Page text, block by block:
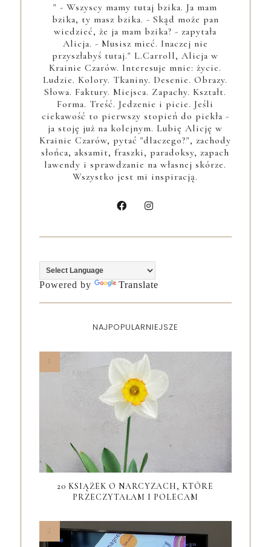
" - Wszyscy mamy tutaj bzika. Ja mam
bzika, ty masz bzika. - Skąd może pan
wiedzieć, że ja mam bzika? - zapytała
Alicja. - Musisz mieć. Inaczej nie
przyszłabyś tutaj." L.Carroll, Alicja w
Krainie Czarów. Interesuje mnie: życie.
Ludzie. Kolory. Tkaniny. Desenie. Obrazy.
Słowa. Faktury. Miejsca. Zapachy. Kształt.
Forma. Treść. Jedzenie i picie. Jeśli
ciekawość to pierwszy stopień do piekła -
ja stoję już na kolejnym. Lubię Alicję w
Krainie Czarów, pytać "dlaczego?", zachody
słońca, aksamit, fraszki, paradoksy, zapach
lawendy i sprawdzanie na własnej skórze.
Wszystko jest mi inspiracją.
Powered by Translate
NAJPOPULARNIEJSZE
20 KSIĄŻEK O NARCYZACH, KTÓRE
PRZECZYTAŁAM I POLECAM